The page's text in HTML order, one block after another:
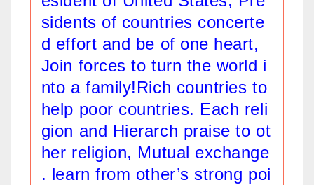
sidents of countries concerte
d effort and be of one heart,
Join forces to turn the world i
nto a family!Rich countries to
help poor countries. Each reli
gion and Hierarch praise to ot
her religion, Mutual exchange
. learn from other’s strong poi